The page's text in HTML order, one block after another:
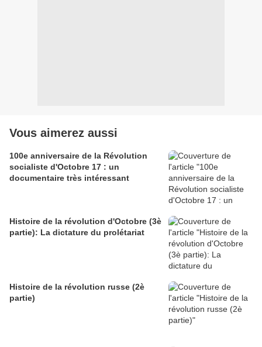
Vous aimerez aussi
100e anniversaire de la Révolution
socialiste d'Octobre 17 : un
documentaire très intéressant
Histoire de la révolution d'Octobre (3è
partie): La dictature du prolétariat
Histoire de la révolution russe (2è
partie)